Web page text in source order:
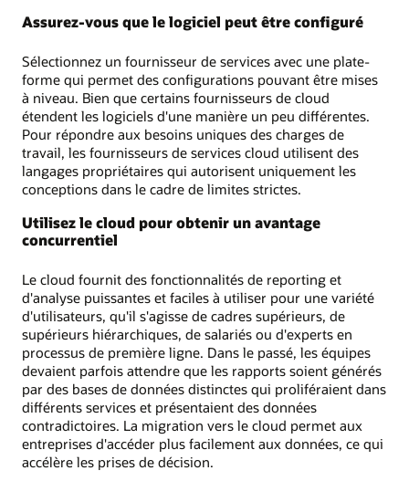
Assurez-vous que le logiciel peut être configuré
Sélectionnez un fournisseur de services avec une plate-
forme qui permet des configurations pouvant être mises
à niveau. Bien que certains fournisseurs de cloud
étendent les logiciels d'une manière un peu différentes.
Pour répondre aux besoins uniques des charges de
travail, les fournisseurs de services cloud utilisent des
langages propriétaires qui autorisent uniquement les
conceptions dans le cadre de limites strictes.
Utilisez le cloud pour obtenir un avantage
concurrentiel
Le cloud fournit des fonctionnalités de reporting et
d'analyse puissantes et faciles à utiliser pour une variété
d'utilisateurs, qu'il s'agisse de cadres supérieurs, de
supérieurs hiérarchiques, de salariés ou d'experts en
processus de première ligne. Dans le passé, les équipes
devaient parfois attendre que les rapports soient générés
par des bases de données distinctes qui proliféraient dans
différents services et présentaient des données
contradictoires. La migration vers le cloud permet aux
entreprises d'accéder plus facilement aux données, ce qui
accélère les prises de décision.